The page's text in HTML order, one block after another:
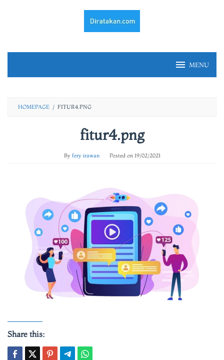
MENU
HOMEPAGE / FITUR4.PNG
fitur4.png
By fery irawan Posted on 19/02/2021
Share this: